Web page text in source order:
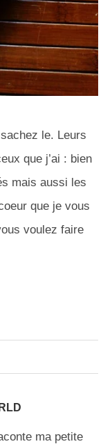
le. Leurs
que j’ai : bien
mais aussi les
que je vous
voulez faire
ma petite